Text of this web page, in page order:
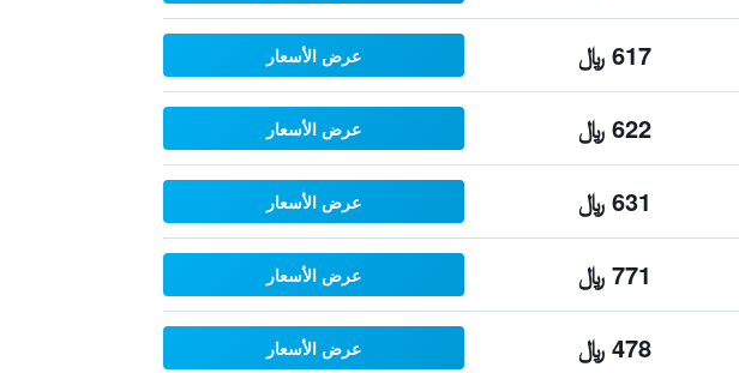
617 ﷼ عرض الأسعار
622 ﷼ عرض الأسعار
631 ﷼ عرض الأسعار
771 ﷼ عرض الأسعار
478 ﷼ عرض الأسعار